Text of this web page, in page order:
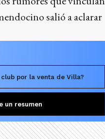
salió a aclarar
por la venta de Villa?
un resumen